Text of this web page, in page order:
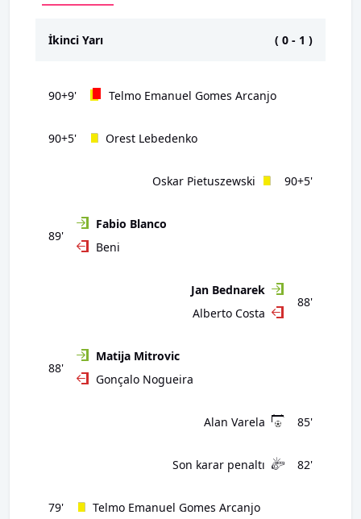
İkinci Yarı ( 0 - 1 )
90+9' Telmo Emanuel Gomes Arcanjo
90+5' Orest Lebedenko
90+5'
Oskar Pietuszewski
89'
Fabio Blanco
Beni
88'
Jan Bednarek
Alberto Costa
88'
Matija Mitrovic
Gonçalo Nogueira
85'
Alan Varela
82'
Son karar penaltı
79' Telmo Emanuel Gomes Arcanjo